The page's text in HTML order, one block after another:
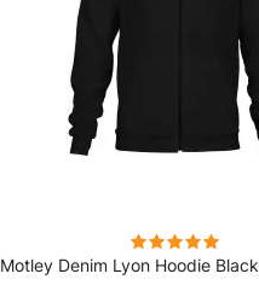
Motley Denim Lyon Hoodie Black